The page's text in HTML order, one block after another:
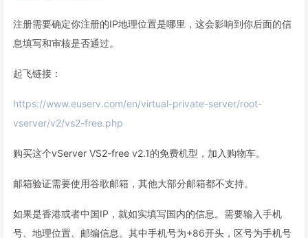
注册需要确定你注册的IP地理位置是哪里，这会影响到你后面的信
息填写和审核是否通过。
起飞链接：
https://www.euserv.com/en/virtual-private-server/root-
vserver/v2/vs2-free.php
购买这个vServer VS2-free v2.1的免费机型，加入购物车。
邮箱验证需要使用谷歌邮箱，其他大部分邮箱都不支持。
如果是香港或者中国IP，就如实填写国内的信息。需要输入手机
号、地理位置、邮编信息。其中手机号为+86开头，区号为手机号